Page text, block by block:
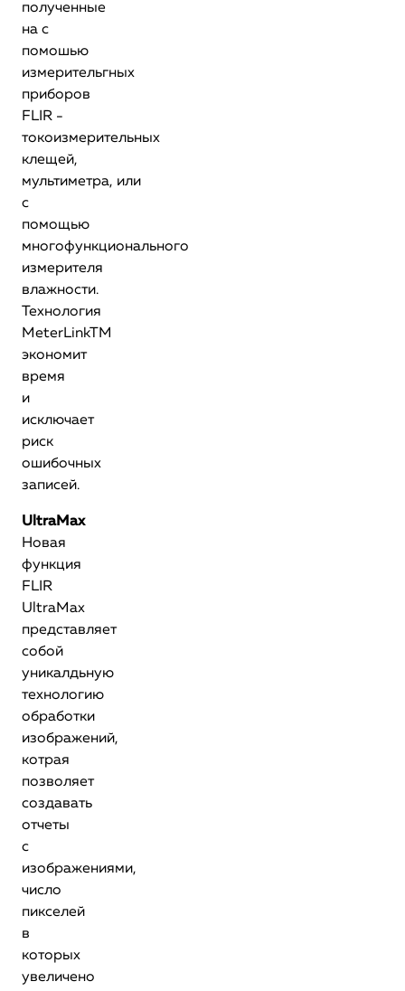
полученные
на с
помошью
измерительгных
приборов
FLIR -
токоизмерительных
клещей,
мультиметра, или
с
помощью
многофункционального
измерителя
влажности.
Технология
MeterLinkTM
экономит
время
и
исключает
риск
ошибочных
записей.
UltraMax
Новая
функция
FLIR
UltraMax
представляет
собой
уникалдьную
технологию
обработки
изображений,
котрая
позволяет
создавать
отчеты
с
изображениями,
число
пикселей
в
которых
увеличено